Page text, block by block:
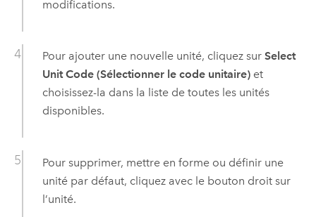
modifications.
Pour ajouter une nouvelle unité, cliquez sur Select
Unit Code (Sélectionner le code unitaire)et
choisissez-la dans la liste de toutes les unités
disponibles.
Pour supprimer, mettre en forme ou définir une
unité par défaut, cliquez avec le bouton droit sur
l’unité.